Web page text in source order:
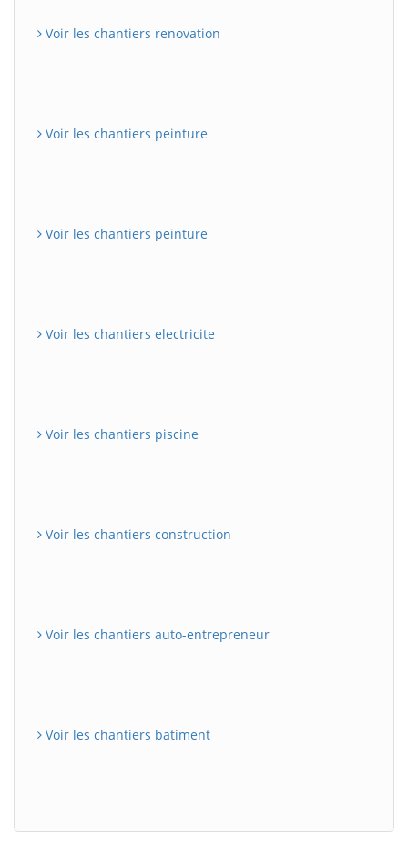
Voir les chantiers renovation
Voir les chantiers peinture
Voir les chantiers peinture
Voir les chantiers electricite
Voir les chantiers piscine
Voir les chantiers construction
Voir les chantiers auto-entrepreneur
Voir les chantiers batiment